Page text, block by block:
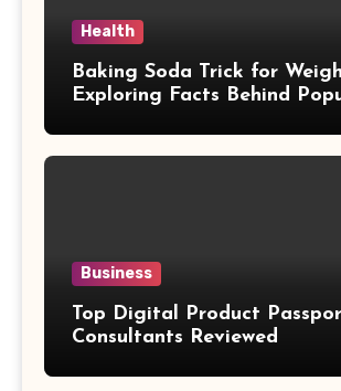
Health
Baking Soda Trick for
Exploring Facts Behind
Business
Top Digital Product
Consultants Reviewed